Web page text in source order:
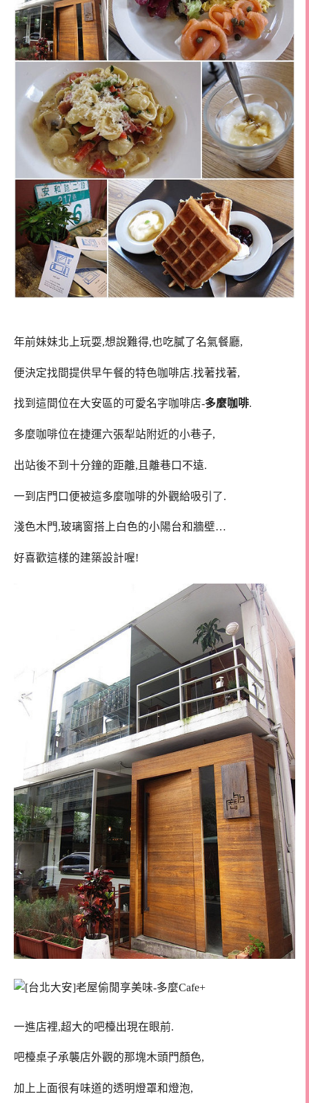
年前妹妹北上玩耍,想說難得,也吃膩了名氣餐廳,
便決定找間提供早午餐的特色咖啡店.找著找著,
找到這間位在大安區的可愛名字咖啡店-多麼咖啡.
多麼咖啡位在捷運六張犁站附近的小巷子,
出站後不到十分鐘的距離,且離巷口不遠.
一到店門口便被這多麼咖啡的外觀給吸引了.
淺色木門,玻璃窗搭上白色的小陽台和牆壁…
好喜歡這樣的建築設計喔!
一進店裡,超大的吧檯出現在眼前.
吧檯桌子承襲店外觀的那塊木頭門顏色,
加上上面很有味道的透明燈罩和燈泡,